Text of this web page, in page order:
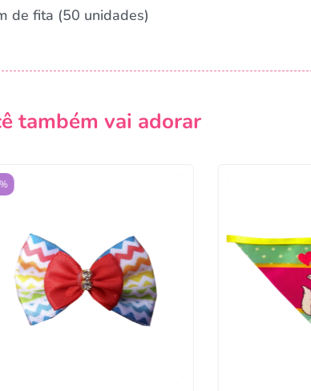
de fita (50 unidades)
também vai adorar